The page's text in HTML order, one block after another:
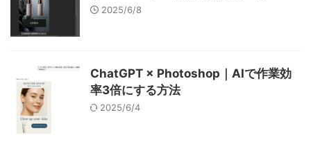
2025/6/8
ChatGPT × Photoshop｜AIで作業効
率3倍にする方法
2025/6/4